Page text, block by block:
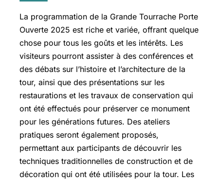
La programmation de la Grande Tourrache Porte
Ouverte 2025 est riche et variée, offrant quelque
chose pour tous les goûts et les intérêts. Les
visiteurs pourront assister à des conférences et
des débats sur l’histoire et l’architecture de la
tour, ainsi que des présentations sur les
restaurations et les travaux de conservation qui
ont été effectués pour préserver ce monument
pour les générations futures. Des ateliers
pratiques seront également proposés,
permettant aux participants de découvrir les
techniques traditionnelles de construction et de
décoration qui ont été utilisées pour la tour. Les